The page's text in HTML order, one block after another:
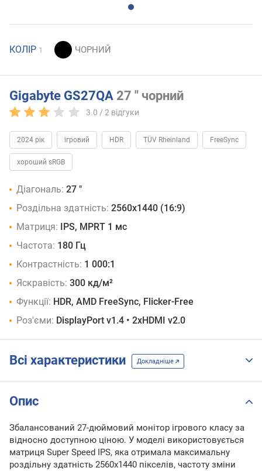
КОЛІР 1
Gigabyte GS27QA 27 " чорний
3.0 /2 відгуки
2024 рік ігровий HDR TÜV Rheinland FreeSync
хороший sRGB
Діагональ: 27 "
Роздільна здатність: 2560x1440 (16:9)
Матриця:
IPS, MPRT 1 мс
Частота: 180 Гц
Контрастність: 1 000:1
Яскравість: 300 кд/м²
Функції: HDR, AMD FreeSync, Flicker-Free
Роз'єми: DisplayPort v1.4 • 2xHDMI v2.0
Всі характеристики Докладніше
Опис
Збалансований 27-дюймовий монітор ігрового класу за
відносно доступною ціною. У моделі використовується
матриця Super Speed IPS, яка отримала максимальну
роздільну здатність 2560х1440 пікселів, частоту зміни